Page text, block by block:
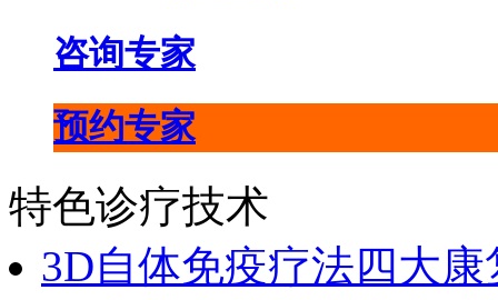
咨询专家
预约专家
特色诊疗技术
3D自体免疫疗法四大康